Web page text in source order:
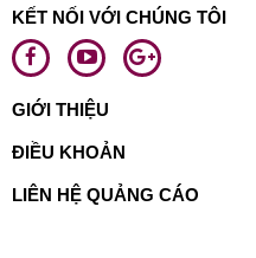
KẾT NỐI VỚI CHÚNG TÔI
GIỚI THIỆU
ĐIỀU KHOẢN
LIÊN HỆ QUẢNG CÁO